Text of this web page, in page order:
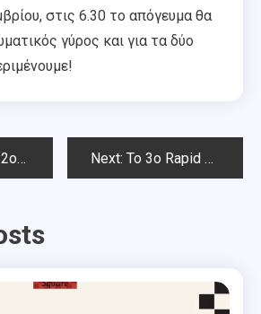
στις 6.30 το απόγευμα θα
γύρος και για τα δύο
2023-Αποτελέσματα Next: To 3o Rapid Νοεμβρίου Chess Square 2023